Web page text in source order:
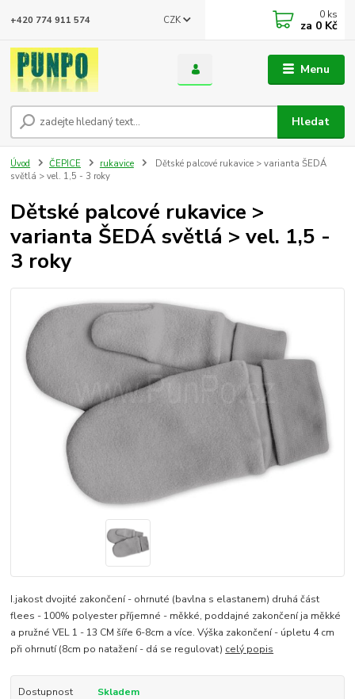
Menu
CZK
Hledat
+420 774 911 574 0 ks
za 0 Kč
Úvod ČEPICE rukavice
Dětské palcové rukavice > varianta ŠEDÁ
světlá > vel. 1,5 - 3 roky
Dětské palcové rukavice >
varianta ŠEDÁ světlá > vel. 1,5 -
3 roky
I.jakost dvojité zakončení - ohrnuté (bavlna s elastanem) druhá část
flees - 100% polyester příjemné - měkké, poddajné zakončení ja měkké
a pružné VEL 1 - 13 CM šíře 6-8cm a více. Výška zakončení - úpletu 4 cm
při ohrnutí (8cm po natažení - dá se regulovat) celý popis
Dostupnost Skladem